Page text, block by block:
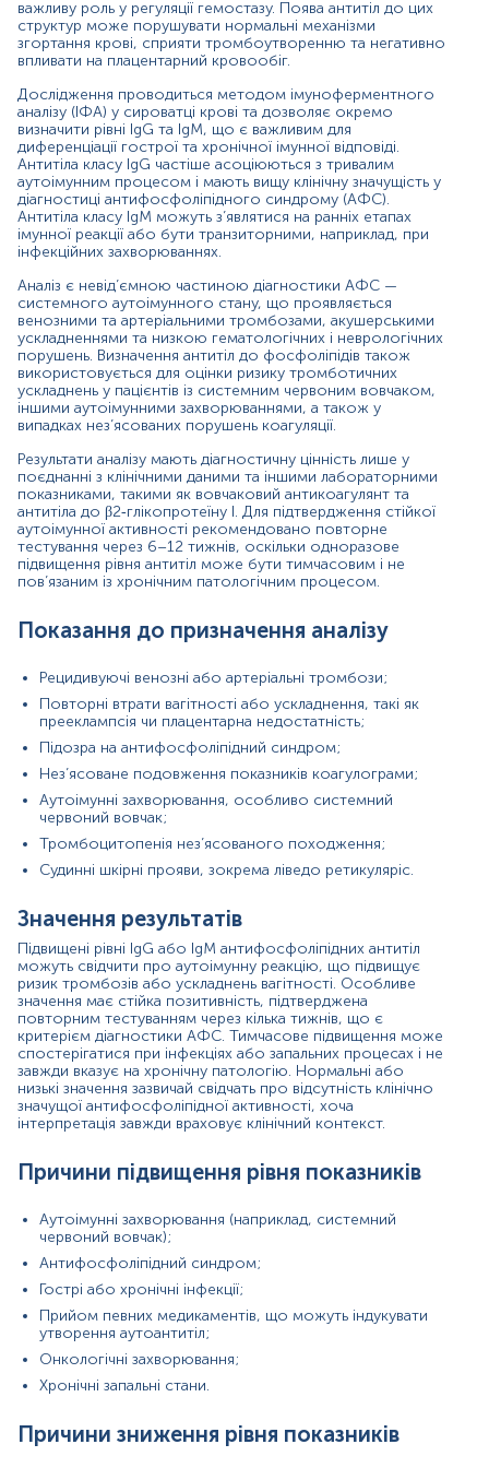
патологічним процесом.
Показання до призначення аналізу
Рецидивуючі венозні або артеріальні тромбози;
Повторні втрати вагітності або ускладнення, такі
як прееклампсія чи плацентарна недостатність;
Підозра на антифосфоліпідний синдром;
Нез’ясоване подовження показників
коагулограми;
Аутоімунні захворювання, особливо системний
червоний вовчак;
Тромбоцитопенія нез’ясованого походження;
ретикуляріс.
Значення результатів
Підвищені рівні IgG або IgM антифосфоліпідних антитіл
можуть свідчити про аутоімунну реакцію, що підвищує
ризик тромбозів або ускладнень вагітності. Особливе
значення має стійка позитивність, підтверджена
повторним тестуванням через кілька тижнів, що є
критерієм діагностики АФС. Тимчасове підвищення
може спостерігатися при інфекціях або запальних
процесах і не завжди вказує на хронічну патологію.
Нормальні або низькі значення зазвичай свідчать про
відсутність клінічно значущої антифосфоліпідної
активності, хоча інтерпретація завжди враховує
клінічний контекст.
червоний вовчак);
Антифосфоліпідний синдром;
Гострі або хронічні інфекції;
Прийом певних медикаментів, що можуть
індукувати утворення аутоантитіл;
Онкологічні захворювання;
Хронічні запальні стани.
Причини зниження рівня показників
Ефективне лікування основного аутоімунного
захворювання;
процесу;
Природні коливання продукції антитіл;
Імуносупресивна терапія;
Варіабельність лабораторних показників через
умови забору або зберігання зразка.
Показання до призначення аналізу в окремих
напрямках
Гематологія: діагностика нез’ясованих тромбозів
або тромбоцитопенії.
Акушерство та гінекологія: оцінка причин
прееклампсії.
Ревматологія: моніторинг аутоімунних
Неврологія: обстеження інсультів або
транзиторних ішемічних атак у молодих пацієнтів.
Дерматологія: оцінка судинних шкірних проявів,
характерних для АФС.
Матеріал
сироватка крові
важливу роль у регуляції гемостазу. Поява антитіл до цих
структур може порушувати нормальні механізми
згортання крові, сприяти тромбоутворенню та негативно
впливати на плацентарний кровообіг.
Дослідження проводиться методом імуноферментного
аналізу (ІФА) у сироватці крові та дозволяє окремо
визначити рівні IgG та IgM, що є важливим для
диференціації гострої та хронічної імунної відповіді.
Антитіла класу IgG частіше асоціюються з тривалим
аутоімунним процесом і мають вищу клінічну значущість у
діагностиці антифосфоліпідного синдрому (АФС).
Антитіла класу IgM можуть з’являтися на ранніх етапах
імунної реакції або бути транзиторними, наприклад, при
інфекційних захворюваннях.
Аналіз є невід’ємною частиною діагностики АФС —
системного аутоімунного стану, що проявляється
венозними та артеріальними тромбозами, акушерськими
ускладненнями та низкою гематологічних і неврологічних
порушень. Визначення антитіл до фосфоліпідів також
використовується для оцінки ризику тромботичних
ускладнень у пацієнтів із системним червоним вовчаком,
іншими аутоімунними захворюваннями, а також у
випадках нез’ясованих порушень коагуляції.
Результати аналізу мають діагностичну цінність лише у
поєднанні з клінічними даними та іншими лабораторними
показниками, такими як вовчаковий антикоагулянт та
антитіла до β2‑глікопротеїну I. Для підтвердження стійкої
аутоімунної активності рекомендовано повторне
тестування через 6–12 тижнів, оскільки одноразове
підвищення рівня антитіл може бути тимчасовим і не
пов’язаним із хронічним патологічним процесом.
Показання до призначення аналізу
Рецидивуючі венозні або артеріальні тромбози;
Повторні втрати вагітності або ускладнення, такі як
прееклампсія чи плацентарна недостатність;
Підозра на антифосфоліпідний синдром;
Нез’ясоване подовження показників коагулограми;
Аутоімунні захворювання, особливо системний
червоний вовчак;
Тромбоцитопенія нез’ясованого походження;
Судинні шкірні прояви, зокрема ліведо ретикуляріс.
Значення результатів
Підвищені рівні IgG або IgM антифосфоліпідних антитіл
можуть свідчити про аутоімунну реакцію, що підвищує
ризик тромбозів або ускладнень вагітності. Особливе
значення має стійка позитивність, підтверджена
повторним тестуванням через кілька тижнів, що є
критерієм діагностики АФС. Тимчасове підвищення може
спостерігатися при інфекціях або запальних процесах і не
завжди вказує на хронічну патологію. Нормальні або
низькі значення зазвичай свідчать про відсутність клінічно
значущої антифосфоліпідної активності, хоча
інтерпретація завжди враховує клінічний контекст.
Причини підвищення рівня показників
Аутоімунні захворювання (наприклад, системний
червоний вовчак);
Антифосфоліпідний синдром;
Гострі або хронічні інфекції;
Прийом певних медикаментів, що можуть індукувати
утворення аутоантитіл;
Онкологічні захворювання;
Хронічні запальні стани.
Причини зниження рівня показників